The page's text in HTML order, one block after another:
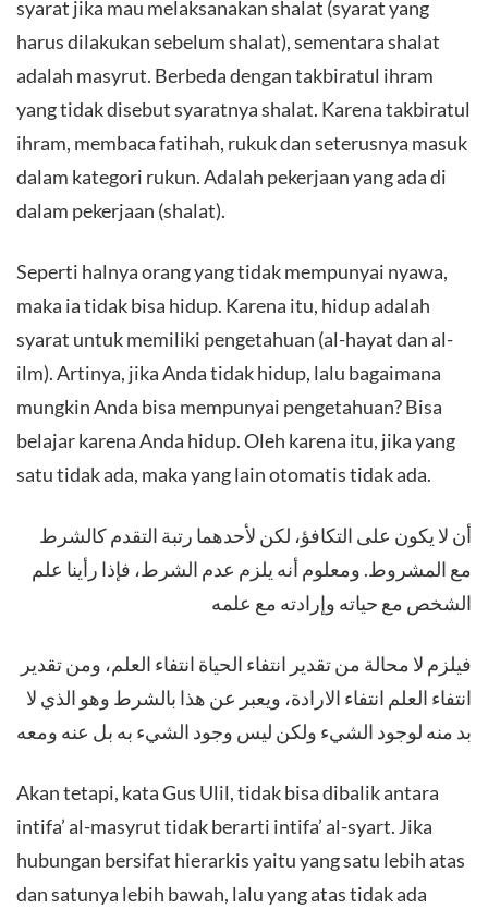
syarat jika mau melaksanakan shalat (syarat yang
harus dilakukan sebelum shalat), sementara shalat
adalah masyrut. Berbeda dengan takbiratul ihram
yang tidak disebut syaratnya shalat. Karena takbiratul
ihram, membaca fatihah, rukuk dan seterusnya masuk
dalam kategori rukun. Adalah pekerjaan yang ada di
dalam pekerjaan (shalat).
Seperti halnya orang yang tidak mempunyai nyawa,
maka ia tidak bisa hidup. Karena itu, hidup adalah
syarat untuk memiliki pengetahuan (al-hayat dan al-
ilm). Artinya, jika Anda tidak hidup, lalu bagaimana
mungkin Anda bisa mempunyai pengetahuan? Bisa
belajar karena Anda hidup. Oleh karena itu, jika yang
satu tidak ada, maka yang lain otomatis tidak ada.
مع المشروط. ومعلوم أنه يلزم عدم الشرط، فإذا رأينا علم
الشخص مع حياته وإرادته مع علمه
فيلزم لا محالة من تقدير انتفاء الحياة انتفاء العلم، ومن تقدير
انتفاء العلم انتفاء الارادة، ويعبر عن هذا بالشرط وهو الذي لا
بد منه لوجود الشيء ولكن ليس وجود الشيء به بل عنه ومعه
Akan tetapi, kata Gus Ulil, tidak bisa dibalik antara
intifa’ al-masyrut tidak berarti intifa’ al-syart. Jika
hubungan bersifat hierarkis yaitu yang satu lebih atas
dan satunya lebih bawah, lalu yang atas tidak ada